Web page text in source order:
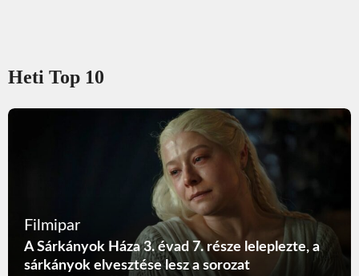
Heti Top 10
Filmipar
A Sárkányok Háza 3. évad 7. része leleplezte, a
sárkányok elvesztése lesz a sorozat